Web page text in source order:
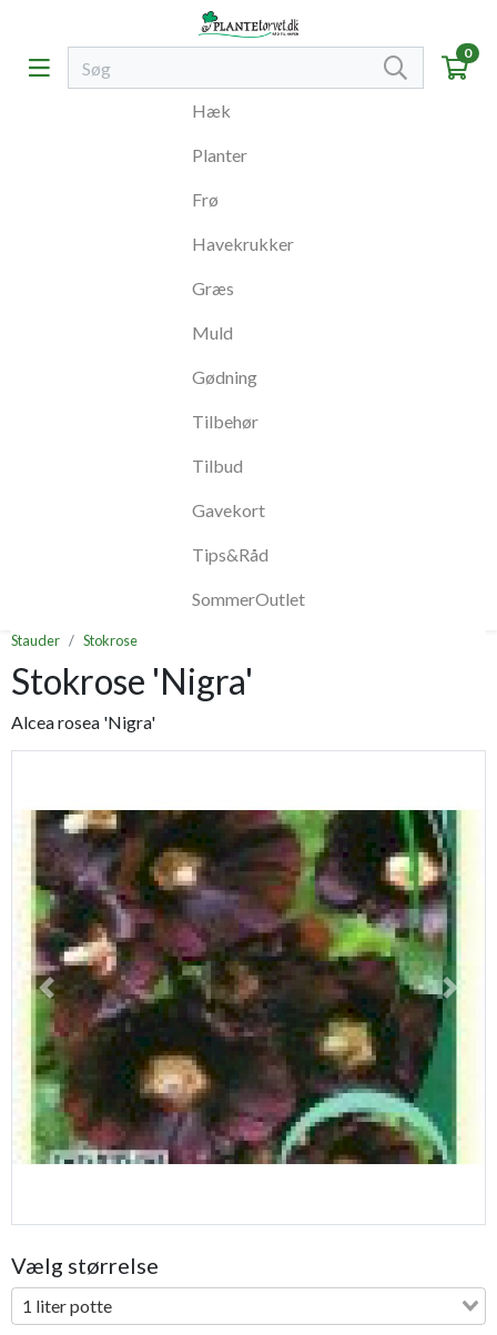
0
Hæk
Planter
Frø
Havekrukker
Græs
Muld
Gødning
Tilbehør
Tilbud
Gavekort
Tips&Råd
SommerOutlet
Stauder Stokrose
Stokrose 'Nigra'
Alcea rosea 'Nigra'
Previous Next
Vælg størrelse
1 liter potte